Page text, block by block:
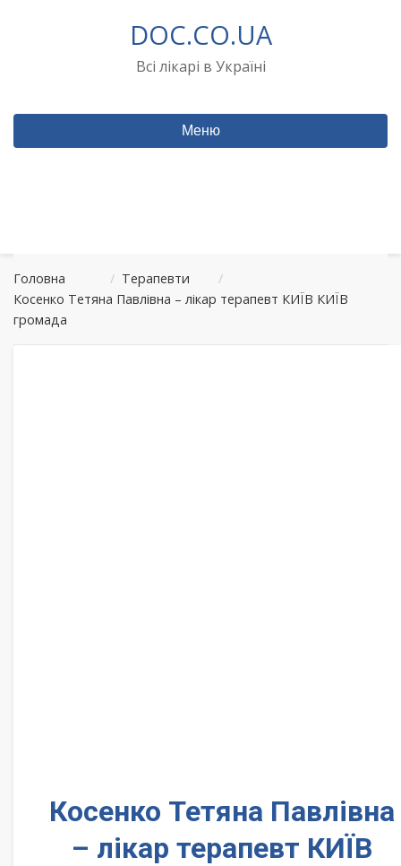
DOC.CO.UA
Всі лікарі в Україні
Меню
Головна / Терапевти
/
Косенко Тетяна Павлівна – лікар терапевт КИЇВ КИЇВ
громада
Косенко Тетяна Павлівна
– лікар терапевт КИЇВ